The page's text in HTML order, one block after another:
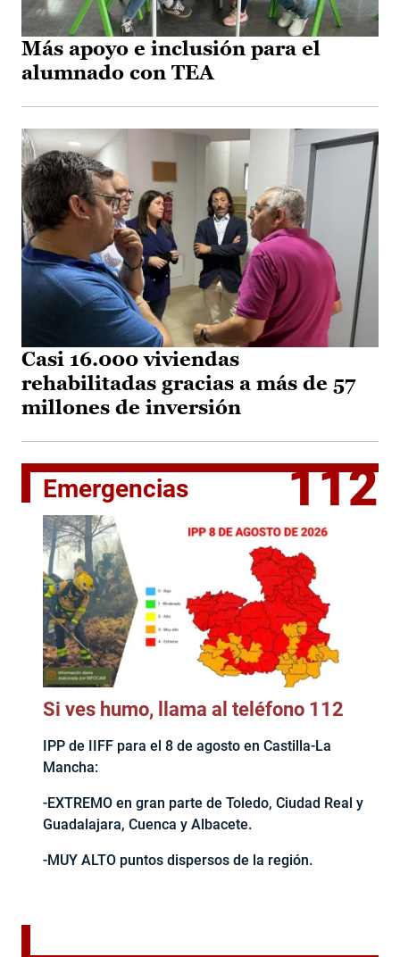
Más apoyo e inclusión para el
alumnado con TEA
Casi 16.000 viviendas
rehabilitadas gracias a más de 57
millones de inversión
Emergencias 112
Si ves humo, llama al teléfono 112
IPP de IIFF para el 8 de agosto en Castilla-La
Mancha:
-EXTREMO en gran parte de Toledo, Ciudad Real y
Guadalajara, Cuenca y Albacete.
-MUY ALTO puntos dispersos de la región.